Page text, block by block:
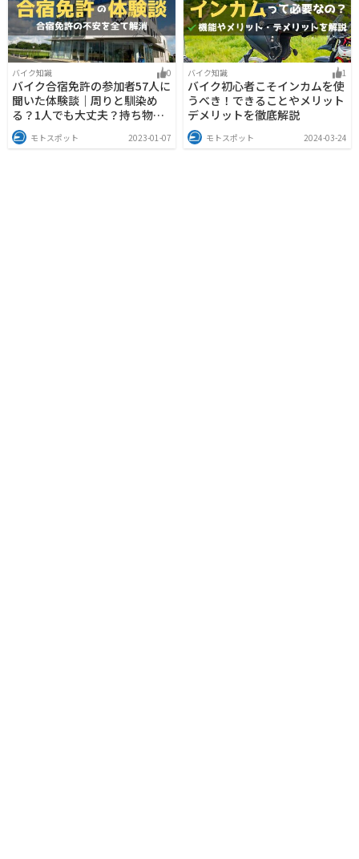
バイク知識 0
バイク合宿免許の参加者57人に
聞いた体験談｜周りと馴染め
る？1人でも大丈夫？持ち物
は？ モトスポット 2023-01-07
バイク知識 1
バイク初心者こそインカムを使
うべき！できることやメリット
デメリットを徹底解説
モトスポット 2024-03-24